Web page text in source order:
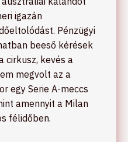
igazán
Pénzügyi
beeső kérések
cirkusz, kevés a
megvolt az a
egy Serie A-meccs
amennyit a Milan
félidőben.